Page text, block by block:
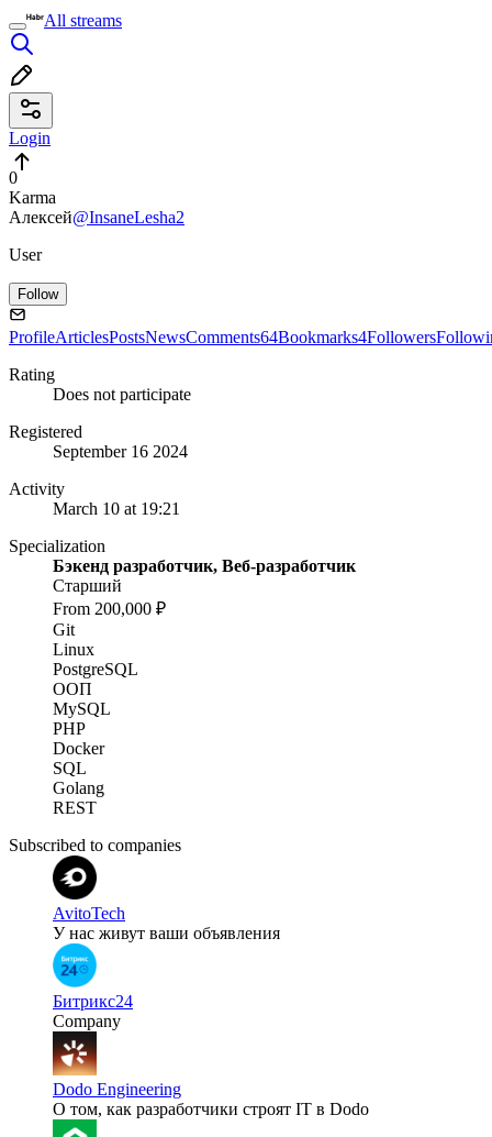
All streams
Login
0
Karma
Алексей@InsaneLesha2
User
Follow
ProfileArticlesPostsNewsComments64Bookmarks4Followers
Rating
Does not participate
Registered
September 16 2024
Activity
March 10 at 19:21
Specialization
Бэкенд разработчик, Веб-разработчик
Старший
From 200,000 ₽
Git
Linux
PostgreSQL
ООП
MySQL
PHP
Docker
SQL
Golang
REST
Subscribed to companies
AvitoTech
У нас живут ваши объявления
Битрикс24
Company
Dodo Engineering
О том, как разработчики строят IT в Dodo